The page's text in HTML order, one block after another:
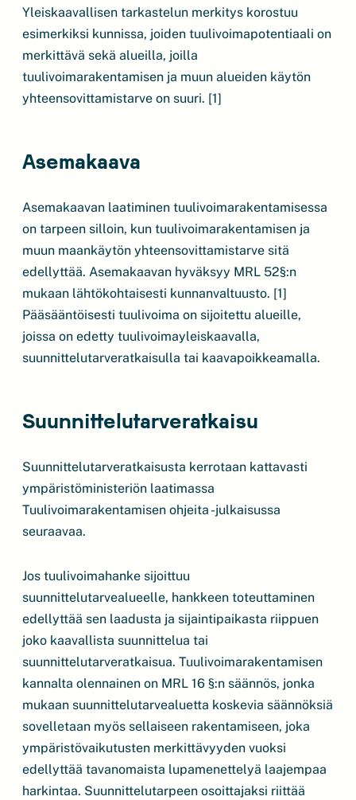
Yleiskaavallisen tarkastelun merkitys korostuu
esimerkiksi kunnissa, joiden tuulivoimapotentiaali on
merkittävä sekä alueilla, joilla
tuulivoimarakentamisen ja muun alueiden käytön
yhteensovittamistarve on suuri. [1]
Asemakaava
Asemakaavan laatiminen tuulivoimarakentamisessa
on tarpeen silloin, kun tuulivoimarakentamisen ja
muun maankäytön yhteensovittamistarve sitä
edellyttää. Asemakaavan hyväksyy MRL 52§:n
mukaan lähtökohtaisesti kunnanvaltuusto. [1]
Pääsääntöisesti tuulivoima on sijoitettu alueille,
joissa on edetty tuulivoimayleiskaavalla,
suunnittelutarveratkaisulla tai kaavapoikkeamalla.
Suunnittelutarveratkaisu
Suunnittelutarveratkaisusta kerrotaan kattavasti
ympäristöministeriön laatimassa
Tuulivoimarakentamisen ohjeita -julkaisussa
seuraavaa.
Jos tuulivoimahanke sijoittuu
suunnittelutarvealueelle, hankkeen toteuttaminen
edellyttää sen laadusta ja sijaintipaikasta riippuen
joko kaavallista suunnittelua tai
suunnittelutarveratkaisua. Tuulivoimarakentamisen
kannalta olennainen on MRL 16 §:n säännös, jonka
mukaan suunnittelutarvealuetta koskevia säännöksiä
sovelletaan myös sellaiseen rakentamiseen, joka
ympäristövaikutusten merkittävyyden vuoksi
edellyttää tavanomaista lupamenettelyä laajempaa
harkintaa. Suunnittelutarpeen osoittajaksi riittää